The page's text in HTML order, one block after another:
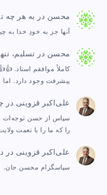
محسن در به هر چه
آنها جز به خودِ خدا به
محسن در تسلیم،
کاملاً موافقم استاد.
پیشرفت وجود دارد.
علی‌اکبر قزوینی در
سپاس از حسن توجه‌ات
را که ما را با نعمت
علی‌اکبر قزوینی در
سپاسگزام محسن جان.